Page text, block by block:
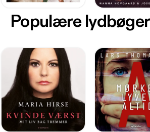
Populære lydbøger